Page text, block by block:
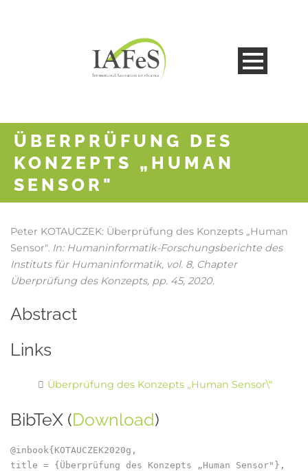
ÜBERPRÜFUNG DES
KONZEPTS „HUMAN
SENSOR"
Peter KOTAUCZEK: Überprüfung des Konzepts „Human
Sensor". In: Humaninformatik-Forschungsberichte des
Instituts für Humaninformatik, vol. 8, Chapter
Überprüfung des Konzepts, pp. 45, 2020.
Abstract
Links
Überprüfung des Konzepts „Human Sensor\"
BibTeX (Download)
@inbook{KOTAUCZEK2020g,
title = {Überprüfung des Konzepts „Human Sensor"},